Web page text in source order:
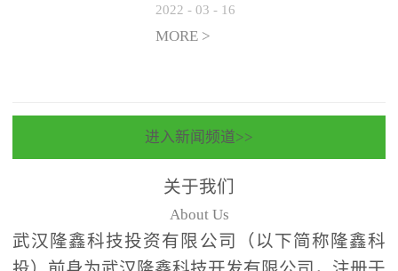
一体化项目 跟踪审计和监理
单位的公告
2022 - 03 - 16
MORE >
进入新闻频道>>
关于我们
About Us
武汉隆鑫科技投资有限公司（以下简称隆鑫科